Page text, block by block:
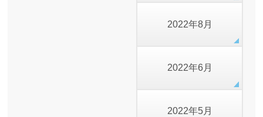
2022年8月
2022年6月
2022年5月